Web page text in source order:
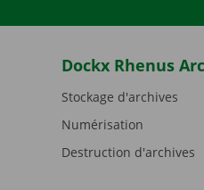
Dockx Rhenus
Stockage d'archives
Numérisation
Destruction d'archives